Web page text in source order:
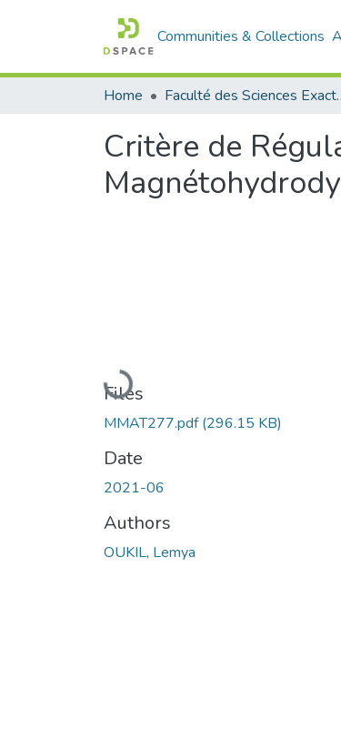
Communities & Collections
Home Faculté des
Critère de
Loading...
Files
MMAT277.pdf(296.15 KB)
Date
2021-06
Authors
OUKIL, Lemya